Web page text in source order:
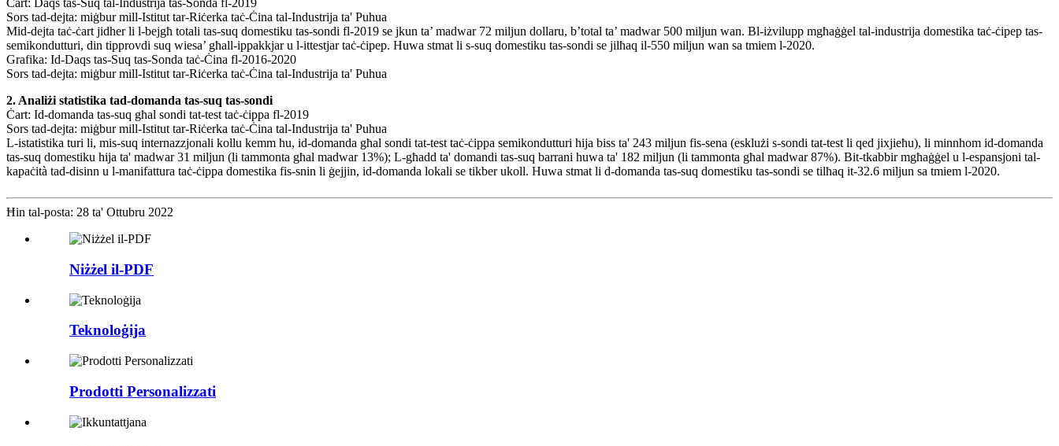
Ċart: Daqs tas-Suq tal-Industrija tas-Sonda fl-2019
Sors tad-dejta: miġbur mill-Istitut tar-Riċerka taċ-Ċina tal-Industrija ta' Puhua
Mid-dejta taċ-ċart jidher li l-bejgħ totali tas-suq domestiku tas-sondi fl-2019 se jkun ta’ madwar 72 miljun dollaru, b’total ta’ madwar 500 miljun wan. Bl-iżvilupp mgħaġġel tal-industrija domestika taċ-ċipep tas-
semikondutturi, din tipprovdi suq wiesa’ għall-ippakkjar u l-ittestjar taċ-ċipep. Huwa stmat li s-suq domestiku tas-sondi se jilħaq il-550 miljun wan sa tmiem l-2020.
Grafika: Id-Daqs tas-Suq tas-Sonda taċ-Ċina fl-2016-2020
Sors tad-dejta: miġbur mill-Istitut tar-Riċerka taċ-Ċina tal-Industrija ta' Puhua
2. Analiżi statistika tad-domanda tas-suq tas-sondi
Ċart: Id-domanda tas-suq għal sondi tat-test taċ-ċippa fl-2019
Sors tad-dejta: miġbur mill-Istitut tar-Riċerka taċ-Ċina tal-Industrija ta' Puhua
L-istatistika turi li, mis-suq internazzjonali kollu kemm hu, id-domanda għal sondi tat-test taċ-ċippa semikondutturi hija biss ta' 243 miljun fis-sena (esklużi s-sondi tat-test li qed jixjieħu), li minnhom id-domanda
tas-suq domestiku hija ta' madwar 31 miljun (li tammonta għal madwar 13%); L-għadd ta' domandi tas-suq barrani huwa ta' 182 miljun (li tammonta għal madwar 87%). Bit-tkabbir mgħaġġel u l-espansjoni tal-
kapaċità tad-disinn u l-manifattura taċ-ċippa domestika fis-snin li ġejjin, id-domanda lokali se tikber ukoll. Huwa stmat li d-domanda tas-suq domestiku tas-sondi se tilħaq it-32.6 miljun sa tmiem l-2020.
Ħin tal-posta: 28 ta' Ottubru 2022
Niżżel il-PDF
Teknoloġija
Prodotti Personalizzati